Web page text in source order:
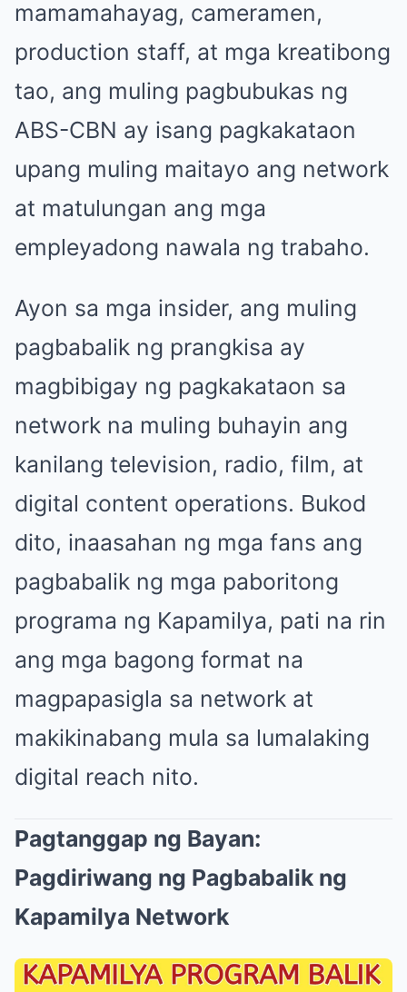
mamamahayag, cameramen,
production staff, at mga kreatibong
tao, ang muling pagbubukas ng
ABS-CBN ay isang pagkakataon
upang muling maitayo ang network
at matulungan ang mga
empleyadong nawala ng trabaho.
Ayon sa mga insider, ang muling
pagbabalik ng prangkisa ay
magbibigay ng pagkakataon sa
network na muling buhayin ang
kanilang television, radio, film, at
digital content operations. Bukod
dito, inaasahan ng mga fans ang
pagbabalik ng mga paboritong
programa ng Kapamilya, pati na rin
ang mga bagong format na
magpapasigla sa network at
makikinabang mula sa lumalaking
digital reach nito.
Pagtanggap ng Bayan:
Pagdiriwang ng Pagbabalik ng
Kapamilya Network